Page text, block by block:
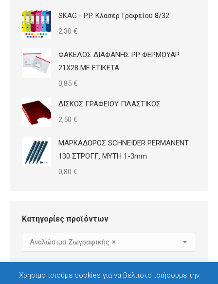
SKAG - P.P. Κλασέρ Γραφείου 8/32
2,30 €
ΦΑΚΕΛΟΣ ΔΙΑΦΑΝΗΣ PP ΦΕΡΜΟΥΑΡ
21Χ28 ΜΕ ΕΤΙΚΕΤΑ
0,85 €
ΔΙΣΚΟΣ ΓΡΑΦΕΙΟΥ ΠΛΑΣΤΙΚΟΣ
2,50 €
ΜΑΡΚΑΔΟΡΟΣ SCHNEIDER PERMANENT
130 ΣΤΡΟΓΓ. ΜΥΤΗ 1-3mm
0,80 €
Κατηγορίες προϊόντων
×
Αναλώσιμα Ζωγραφικής
Χρησιμοποιούμε cookies για να βελτιστοποιήσουμε την